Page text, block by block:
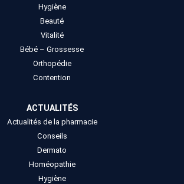
Hygiène
Beauté
Vitalité
Bébé – Grossesse
Orthopédie
Contention
ACTUALITÉS
Actualités de la pharmacie
Conseils
Dermato
Homéopathie
Hygiène